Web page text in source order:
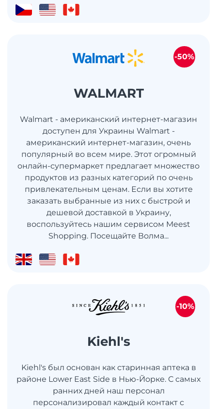
WALMART
Walmart - американский интернет-магазин
доступен для Украины Walmart -
американский интернет-магазин, очень
популярный во всем мире. Этот огромный
онлайн-супермаркет предлагает множество
продуктов из разных категорий по очень
привлекательным ценам. Если вы хотите
заказать выбранные из них с быстрой и
дешевой доставкой в ​​Украину,
воспользуйтесь нашим сервисом Meest
Shopping. Посещайте Волма...
-50%
Kiehl's
Kiehl's был основан как старинная аптека в
районе Lower East Side в Нью-Йорке. С самых
ранних дней наш персонал
персонализировал каждый контакт с
-10%